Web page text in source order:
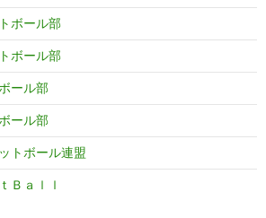
ボール部
ボール部
ール部
ール部
トボール連盟
Ｂａｌｌ